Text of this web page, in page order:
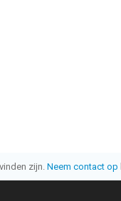
zijn. Neem contact op